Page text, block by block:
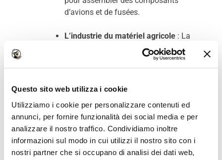
Questo sito web utilizza i cookie
Utilizziamo i cookie per personalizzare contenuti ed
annunci, per fornire funzionalità dei social media e per
analizzare il nostro traffico. Condividiamo inoltre
informazioni sul modo in cui utilizzi il nostro sito con i
nostri partner che si occupano di analisi dei dati web,
d’avions et de fusées.
L’industrie du matériel agricole : La
soudure MIG/MAG est également
utilisée dans la fabrication et la
réparation de machines agricoles,
Le secteur de la fabrication de
machines : Grâce à sa capacité à
souder différents types de métaux, le
procédé est idéal pour l’assemblage de